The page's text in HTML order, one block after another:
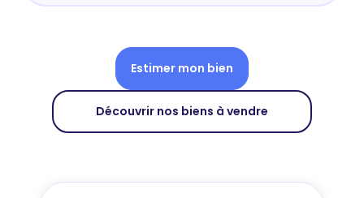
Estimer mon bien
Découvrir nos biens à vendre